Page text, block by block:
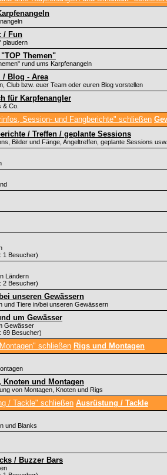
/ Fun
plaudern
Themen"
rund ums Karpfenangeln
/ Blog - Area
Club bzw. euer Team oder euren Blog vorstellen
für Karpfenangler
& Co.
/ Treffen / geplante Sessions
Bilder und Fänge, Angeltreffen, geplante Sessions usw.
1 Besucher)
Ländern
2 Besucher)
unseren Gewässern
und Tiere in/bei unseren Gewässern
um Gewässer
Gewässer
69 Besucher)
Rigs und Montagen
Knoten und Montagen
von Montagen, Knoten und Rigs
Ausrüstung / Tackle
und Blanks
/ Buzzer Bars